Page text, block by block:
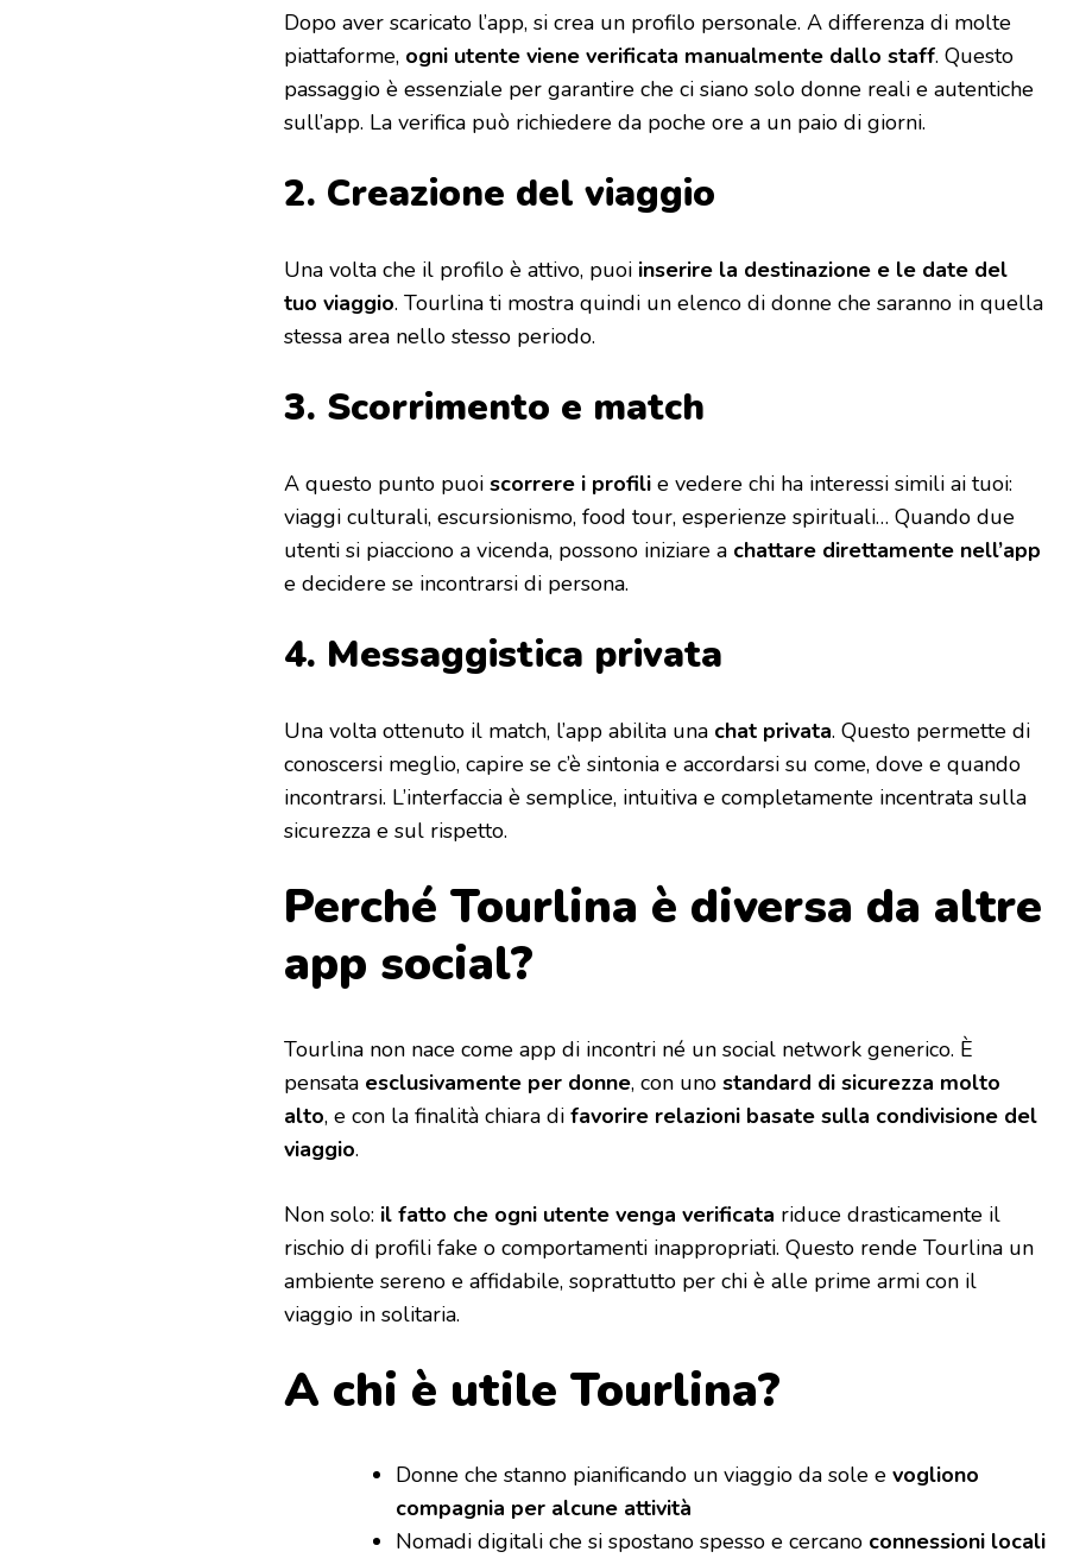
Dopo aver scaricato l’app, si crea un profilo personale. A differenza di molte
piattaforme, ogni utente viene verificata manualmente dallo staff. Questo
passaggio è essenziale per garantire che ci siano solo donne reali e autentiche
sull’app. La verifica può richiedere da poche ore a un paio di giorni.
2. Creazione del viaggio
Una volta che il profilo è attivo, puoi inserire la destinazione e le date del
tuo viaggio. Tourlina ti mostra quindi un elenco di donne che saranno in quella
stessa area nello stesso periodo.
3. Scorrimento e match
A questo punto puoi scorrere i profili e vedere chi ha interessi simili ai tuoi:
viaggi culturali, escursionismo, food tour, esperienze spirituali… Quando due
utenti si piacciono a vicenda, possono iniziare a chattare direttamente nell’app
e decidere se incontrarsi di persona.
4. Messaggistica privata
Una volta ottenuto il match, l’app abilita una chat privata. Questo permette di
conoscersi meglio, capire se c’è sintonia e accordarsi su come, dove e quando
incontrarsi. L’interfaccia è semplice, intuitiva e completamente incentrata sulla
sicurezza e sul rispetto.
Perché Tourlina è diversa da altre
app social?
Tourlina non nace come app di incontri né un social network generico. È
pensata esclusivamente per donne, con uno standard di sicurezza molto
alto, e con la finalità chiara di favorire relazioni basate sulla condivisione del
viaggio.
Non solo: il fatto che ogni utente venga verificata riduce drasticamente il
rischio di profili fake o comportamenti inappropriati. Questo rende Tourlina un
ambiente sereno e affidabile, soprattutto per chi è alle prime armi con il
viaggio in solitaria.
A chi è utile Tourlina?
Donne che stanno pianificando un viaggio da sole e vogliono
compagnia per alcune attività
Nomadi digitali che si spostano spesso e cercano connessioni locali